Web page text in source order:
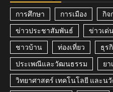
การศึกษา การเมือง กิจ
ข่าวประชาสัมพันธ์ ข่าวเด่
ชาวบ้าน ท่องเที่ยว ธุร
ประเพณีและวัฒนธรรม ยา
วิทยาศาสตร์ เทคโนโลยี และน